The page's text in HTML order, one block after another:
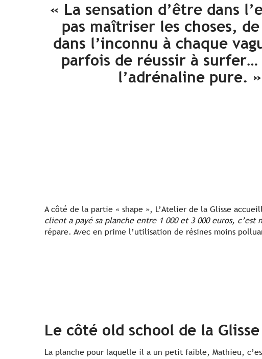
« La sensation d’être dans
pas maîtriser les choses,
dans l’inconnu à chaque
parfois de réussir à surfer…
l’adrénaline pure. »
A côté de la partie « shape », L’Atelier de la Glisse
client a payé sa planche entre 1 000 et 3 000 euros,
répare. Avec en prime l’utilisation de résines moins
Le côté old school de la Glisse
La planche pour laquelle il a un petit faible, Mathieu,